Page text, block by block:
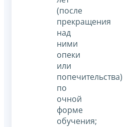
(после
прекращения
над
ними
опеки
или
попечительства)
по
очной
форме
обучения;